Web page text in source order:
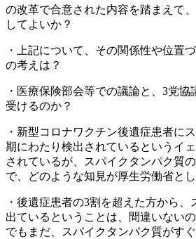
の改革で合意された内容を踏まえて
してよいか？
・上記について、その関係性や位置
の考えは？
・医療保険部会等での議論と、3党
受けるのか？
・新型コロナワクチン後遺症患者に
期にわたり検出されているというイ
されているが、スパイクタンパク質
で、どのような知見が厚生労働省と
・後遺症患者の3割を超えた方から
出ているということは、間違いない
でもまだ、スパイクタンパク質がす